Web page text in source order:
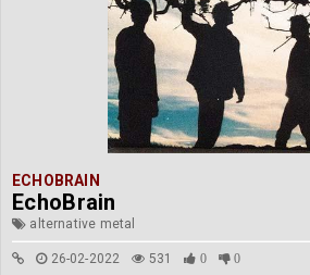
ECHOBRAIN
EchoBrain
alternative metal
26-02-2022 531 0 0